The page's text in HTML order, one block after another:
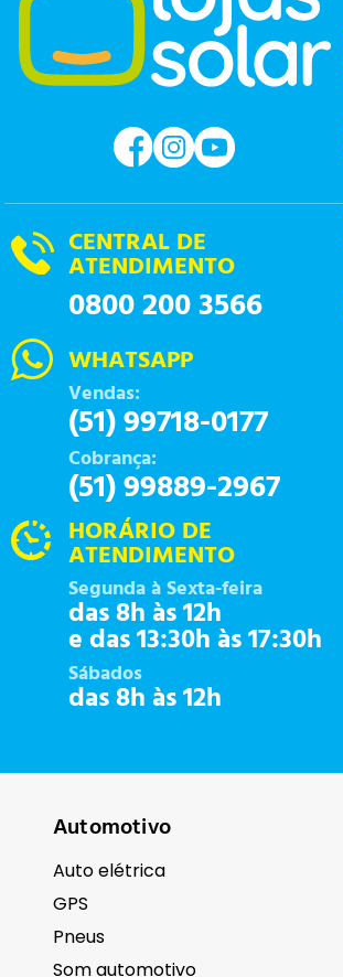
CENTRAL DE
ATENDIMENTO
0800 200 3566
WHATSAPP
Vendas:
(51) 99718-0177
Cobrança:
(51) 99889-2967
HORÁRIO DE
ATENDIMENTO
Segunda à Sexta-feira
das 8h às 12h
e das 13:30h às 17:30h
Sábados
das 8h às 12h
Automotivo
Auto elétrica
GPS
Pneus
Som automotivo